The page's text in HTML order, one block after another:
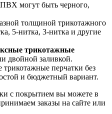
могут быть черного,
толщиной трикотажного
5-нитка, 3-нитка и другие
трикотажные
двойной заливкой.
перчатки без
и бюджетный вариант.
с покрытием вы можете в
заказы на сайте или